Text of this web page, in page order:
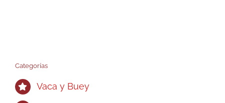
Categorías
Vaca y Buey